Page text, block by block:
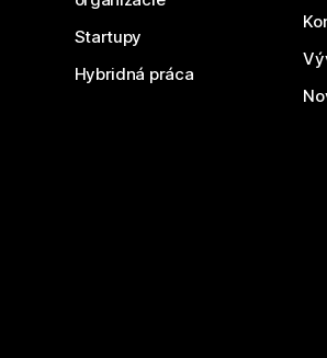
Startupy
Hybridná práca